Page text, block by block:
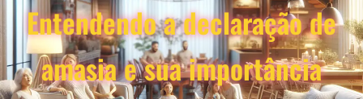
Entendendo a declaração de
amasia e sua importância